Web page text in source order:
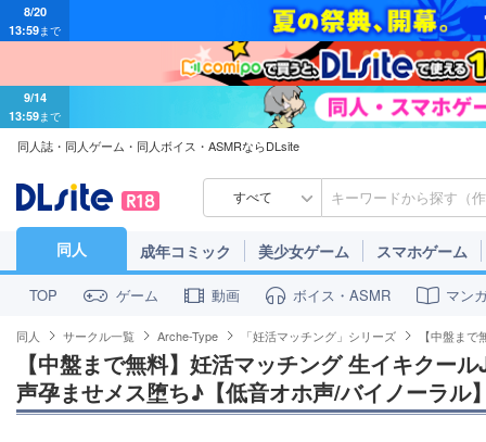
13:59まで
9/14
13:59 まで
同人誌・同人ゲーム・同人ボイス・ASMRならDLsite
すべて
同人 成年コミック 美少女ゲーム スマホゲーム
TOP ゲーム 動画 ボイス・ASMR マン
同人 サークル一覧 Arche-Type 「妊活マッチング」シリーズ 【中盤ま
【中盤まで無料】妊活マッチング 生イキクー
声孕ませメス堕ち♪【低音オホ声/バイノーラル